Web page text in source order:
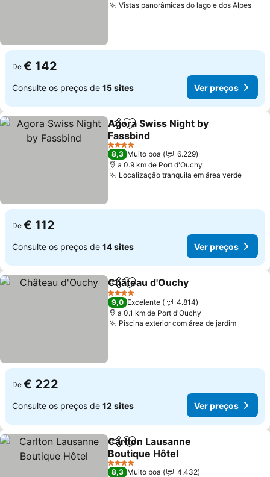
Vistas panorâmicas do lago e dos AlpesVer
De € 142
Consulte os preços de 15 sites Ver preços
PartilharAdicionar aos favoritos
Agora Swiss Night by
Fassbind
Ver preços
4 Estrelas
8,3 Muito boa
6.229
a 0.9 km de Port d'Ouchy
Localização tranquila em área verdeVer
De € 112
Consulte os preços de 14 sites Ver preços
PartilharAdicionar aos favoritos
Château d'Ouchy
4 Estrelas
9,0 Excelente
4.814
a 0.1 km de Port d'Ouchy
Piscina exterior com área de jardimVer
De € 222
Consulte os preços de 12 sites Ver preços
PartilharAdicionar aos favoritos
Carlton Lausanne
Boutique Hôtel
Ver preços
4 Estrelas
8,3 Muito boa
4.432